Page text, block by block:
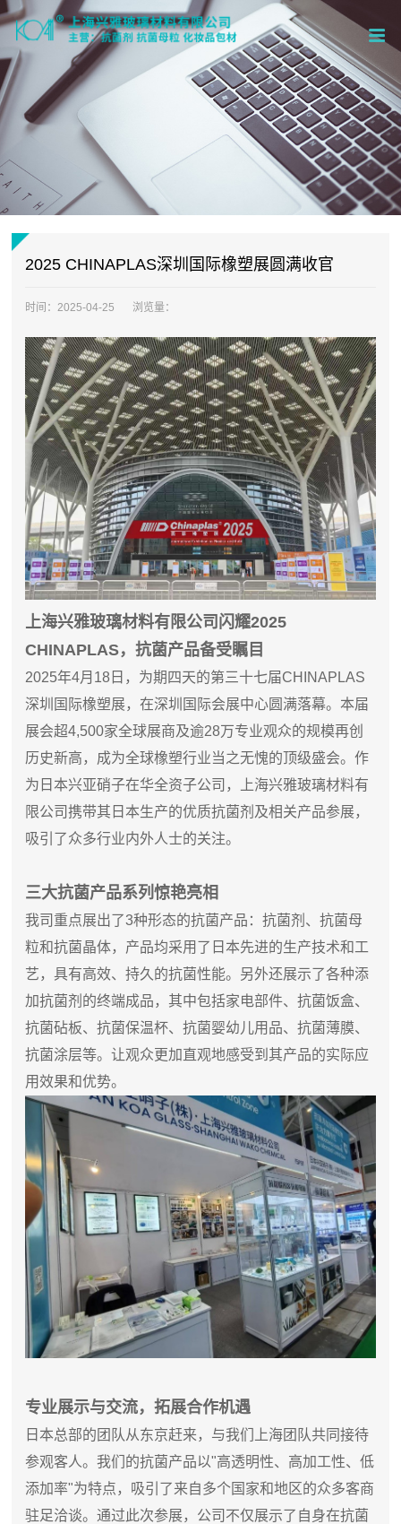
2025 CHINAPLAS深圳国际橡塑展圆满收官
时间： 2025-04-25 浏览量：
上海兴雅玻璃材料有限公司闪耀2025
CHINAPLAS，抗菌产品备受瞩目
2025年4月18日，为期四天的第三十七届CHINAPLAS
深圳国际橡塑展，在深圳国际会展中心圆满落幕。本届
展会超4,500家全球展商及逾28万专业观众的规模再创
历史新高，成为全球橡塑行业当之无愧的顶级盛会。作
为日本兴亚硝子在华全资子公司，上海兴雅玻璃材料有
限公司携带其日本生产的优质抗菌剂及相关产品参展，
吸引了众多行业内外人士的关注。
三大抗菌产品系列惊艳亮相
我司重点展出了3种形态的抗菌产品：抗菌剂、抗菌母
粒和抗菌晶体，产品均采用了日本先进的生产技术和工
艺，具有高效、持久的抗菌性能。另外还展示了各种添
加抗菌剂的终端成品，其中包括家电部件、抗菌饭盒、
抗菌砧板、抗菌保温杯、抗菌婴幼儿用品、抗菌薄膜、
抗菌涂层等。让观众更加直观地感受到其产品的实际应
用效果和优势。
专业展示与交流，拓展合作机遇
日本总部的团队从东京赶来，与我们上海团队共同接待
参观客人。我们的抗菌产品以"高透明性、高加工性、低
添加率"为特点，吸引了来自多个国家和地区的众多客商
驻足洽谈。通过此次参展，公司不仅展示了自身在抗菌